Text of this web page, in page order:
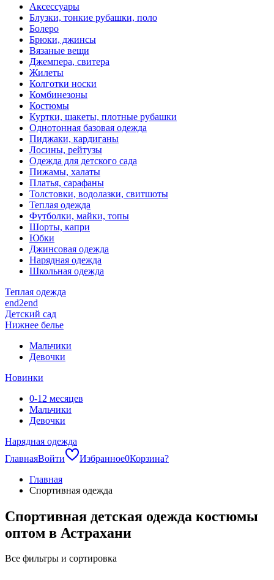
Аксессуары
Блузки, тонкие рубашки, поло
Болеро
Брюки, джинсы
Вязаные вещи
Джемпера, свитера
Жилеты
Колготки носки
Комбинезоны
Костюмы
Куртки, шакеты, плотные рубашки
Однотонная базовая одежда
Пиджаки, кардиганы
Лосины, рейтузы
Одежда для детского сада
Пижамы, халаты
Платья, сарафаны
Толстовки, водолазки, свитшоты
Теплая одежда
Футболки, майки, топы
Шорты, капри
Юбки
Джинсовая одежда
Нарядная одежда
Школьная одежда
Теплая одежда
end2end
Детский сад
Нижнее белье
Мальчики
Девочки
Новинки
0-12 месяцев
Мальчики
Девочки
Нарядная одежда
ГлавнаяВойти Избранное0Корзина?
Главная
Спортивная одежда
Спортивная детская одежда костюмы
оптом в Астрахани
Все фильтры и сортировка